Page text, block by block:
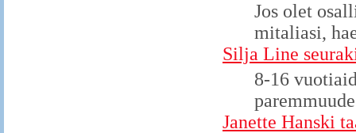
Jos olet
mitaliasi,
Silja Line
8-16
Janette Hanski